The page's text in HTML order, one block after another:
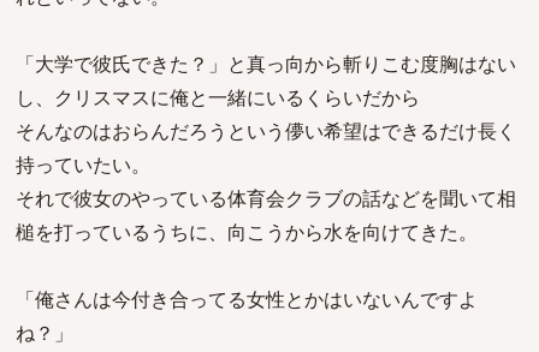
「大学で彼氏できた？」と真っ向から斬りこむ度胸はない
し、クリスマスに俺と一緒にいるくらいだから
そんなのはおらんだろうという儚い希望はできるだけ長く
持っていたい。
それで彼女のやっている体育会クラブの話などを聞いて相
槌を打っているうちに、向こうから水を向けてきた。
「俺さんは今付き合ってる女性とかはいないんですよ
ね？」